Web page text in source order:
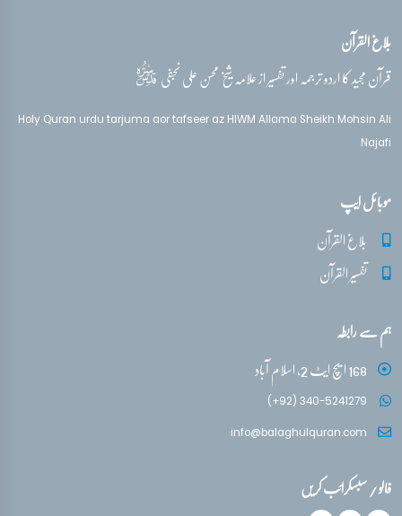
بلاغ القرآن
قرآن مجید کا اردو ترجمہ اور تفسیر از علامہ شیخ محسن علی نجفیقدس‌سره
Holy Quran urdu tarjuma aor tafseer az HIWM Allama Sheikh Mohsin Ali
Najafi
موبائل ایپ
بلاغ القرآن
تفسیر القرآن
ہم سے رابطہ
168 ایچ ایٹ 2، اسلام آباد
(+92) 340-5241279
info@balaghulquran.com
فالو / سبسکرائب کریں